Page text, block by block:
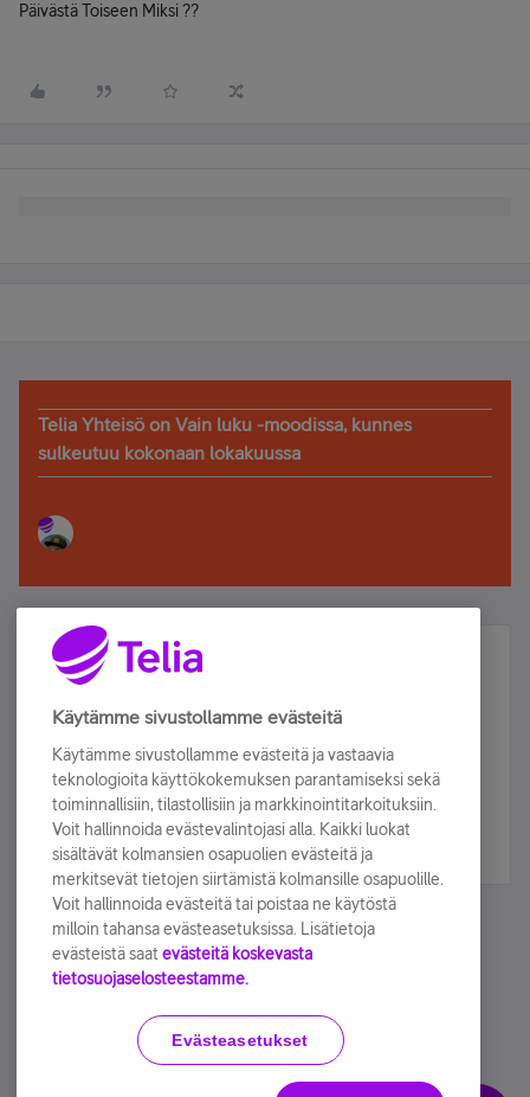
Päivästä Toiseen Miksi ??
Telia Yhteisö on Vain luku -moodissa, kunnes
sulkeutuu kokonaan lokakuussa
Älä jää paitsi – osallistu ja voita!
Tilaa Telian uutiskirje ja olet mukana arvonnassa.
sähköpostiisi.
Tilaa nyt
Käyttöehdot Accessibility statement
Käytämme sivustollamme evästeitä
Käytämme sivustollamme evästeitä ja vastaavia
teknologioita käyttökokemuksen parantamiseksi sekä
toiminnallisiin, tilastollisiin ja markkinointitarkoituksiin.
Voit hallinnoida evästevalintojasi alla. Kaikki luokat
sisältävät kolmansien osapuolien evästeitä ja
merkitsevät tietojen siirtämistä kolmansille osapuolille.
Voit hallinnoida evästeitä tai poistaa ne käytöstä
milloin tahansa evästeasetuksissa. Lisätietoja
evästeistä saat evästeitä koskevasta
tietosuojaselosteestamme.
Evästeasetukset